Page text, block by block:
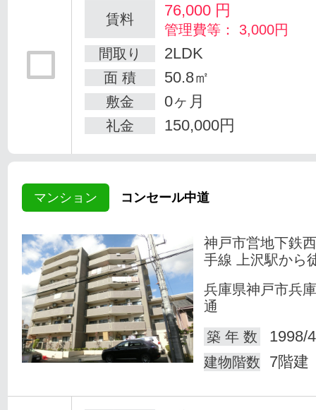
賃料 76,000 円
管理費等： 3,000円
間取り
2LDK
面 積 50.8㎡
敷金 0ヶ月
礼金 150,000円
マンション コンセール中道
神戸市営地下鉄
手線 上沢駅から
兵庫県神戸市兵
通
築 年 数
1998/
建物階数 7階建